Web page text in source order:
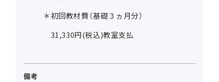
＊初回教材費（基礎３ヵ月分）
31,330円(税込)教室支払
備考